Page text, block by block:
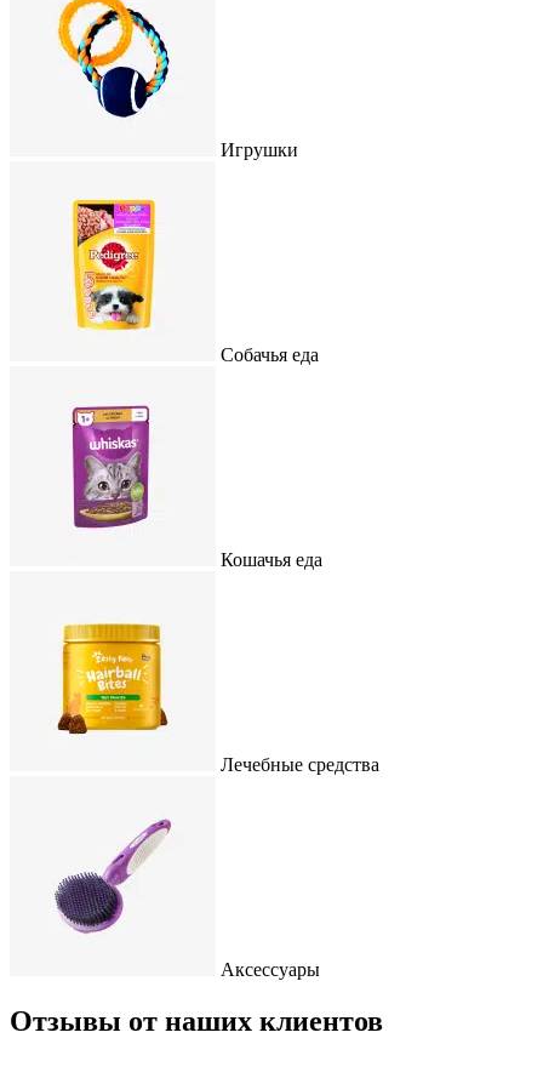
Игрушки
Собачья еда
Кошачья еда
Лечебные средства
Аксессуары
Отзывы от наших клиентов